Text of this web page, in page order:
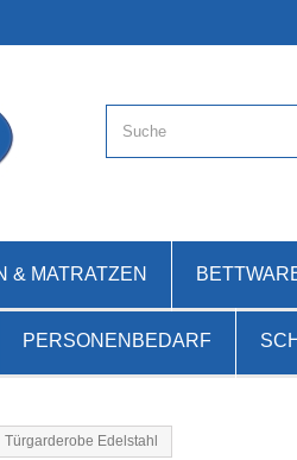
& MATRATZEN
PERSONENBEDARF
Türgarderobe Edelstahl